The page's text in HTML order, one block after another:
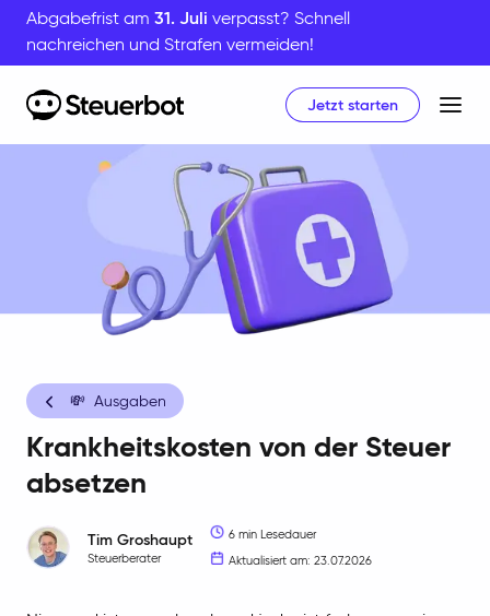
Abgabefrist am 31. Juli verpasst? Schnell
nachreichen und Strafen vermeiden!
Jetzt starten
💸 Ausgaben
Krankheitskosten von der Steuer
absetzen
Tim Groshaupt
Steuerberater
6 min Lesedauer
Aktualisiert am: 23.07.2026